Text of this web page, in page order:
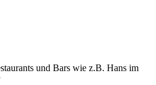
und Bars wie z.B. Hans im